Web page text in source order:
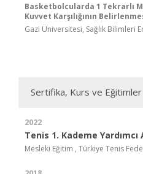
Basketbolcularda 1 Tekrarlı
Kuvvet Karşılığının
Gazi Üniversitesi, Sağlık Bilimleri
Sertifika, Kurs ve Eğitimler
2022
Tenis 1. Kademe
Mesleki Eğitim , Türkiye Tenis